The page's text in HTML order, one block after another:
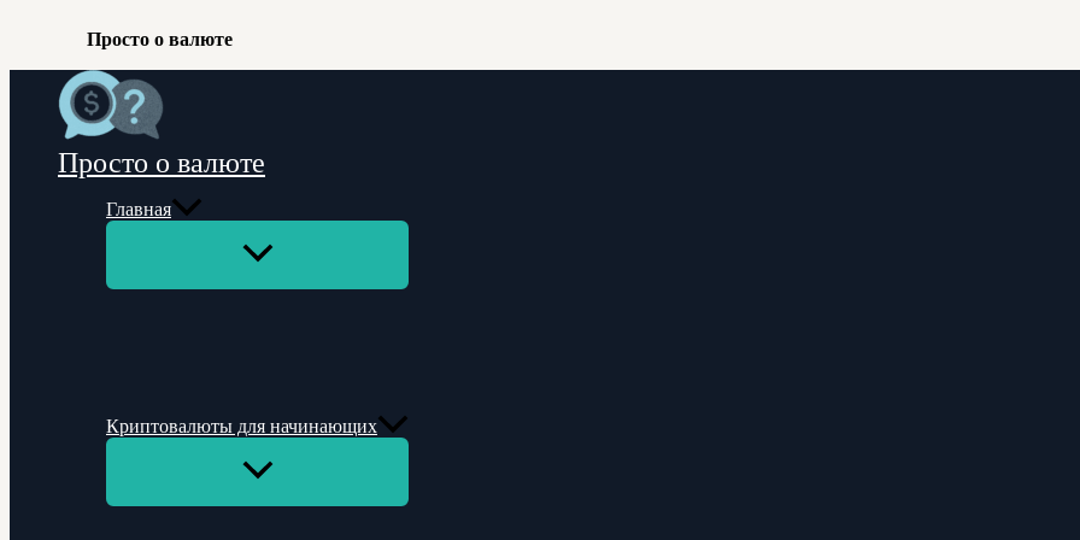
Просто о валюте
Перейти
содержимому
Просто о валюте
Главная
Переключатель
Криптовалюты для начинающих
Переключатель